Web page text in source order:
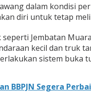
dalam kondisi
diri untuk tetap
Jembatan
kecil dan truk
sistem buka
BBPJN Segera